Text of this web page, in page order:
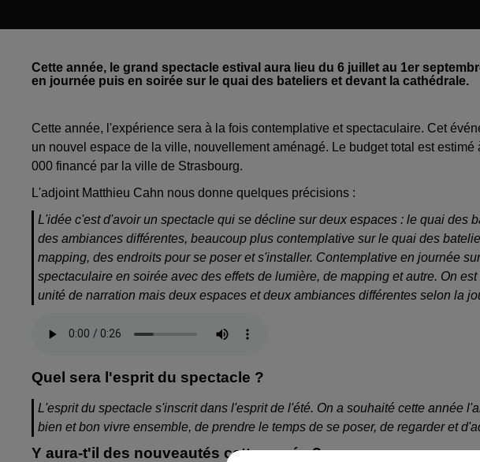
Cette année, le grand spectacle estival aura lieu du 6 juillet au 1er
en journée puis en soirée sur le quai des bateliers et devant la cathédrale.
Cette année, l'expérience sera à la fois contemplative et spectaculaire. Cet
un nouvel espace de la ville, nouvellement aménagé. Le budget total est
000 financé par la ville de Strasbourg.
L'adjoint Matthieu Cahn nous donne quelques précisions :
L'idée c'est d'avoir un spectacle qui se décline sur deux espaces : le quai des
des ambiances différentes, beaucoup plus contemplative sur le quai des
mapping, des endroits pour se poser et s'installer. Contemplative en journée
spectaculaire en soirée avec des effets de lumière, de mapping et autre. On
unité de narration mais deux espaces et deux ambiances différentes selon la
Quel sera l'esprit du spectacle ?
L'esprit du spectacle s'inscrit dans l'esprit de l'été. On a souhaité cette année
bien et bon vivre ensemble, de prendre le temps de se poser, de regarder et
Y aura-t'il des nouveautés cette année ?